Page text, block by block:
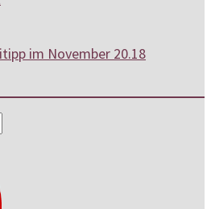
im November 20.18